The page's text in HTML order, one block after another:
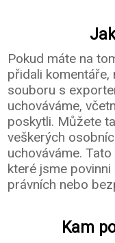
Pokud máte na
přidali
souboru s
uchováváme,
poskytli. Můžete
veškerých
uchováváme.
které jsme
právních nebo
Kam